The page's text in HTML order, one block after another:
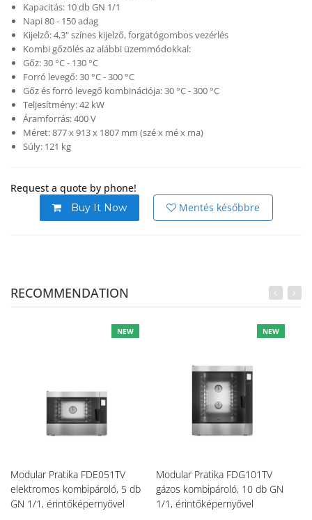
Kapacitás: 10 db GN 1/1
Napi 80 - 150 adag
Kijelző: 4,3" színes kijelző, forgatógombos vezérlés
Kombi gőzölés az alábbi üzemmódokkal:
Gőz: 30 °C - 130 °C
Forró levegő: 30 °C - 300 °C
Gőz és forró levegő kombinációja: 30 °C - 300 °C
Teljesítmény: 42 kW
Áramforrás: 400 V
Méret: 877 x 913 x 1807 mm (szé x mé x ma)
Súly: 121 kg
Request a quote by phone!
Buy It Now Mentés későbbre
RECOMMENDATION
NEW
Modular Pratika FDE051TV
elektromos kombipároló, 5 db
GN 1/1, érintőképernyővel
NEW
Modular Pratika FDG101TV
gázos kombipároló, 10 db GN
1/1, érintőképernyővel